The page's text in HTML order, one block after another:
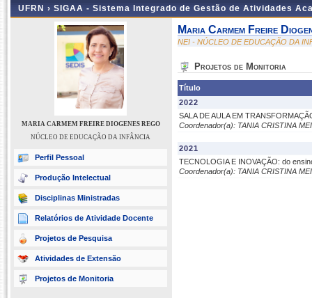
UFRN › SIGAA - Sistema Integrado de Gestão de Atividades
MARIA CARMEM FREIRE DIOGENES REGO
NÚCLEO DE EDUCAÇÃO DA INFÂNCIA
Perfil Pessoal
Produção Intelectual
Disciplinas Ministradas
Relatórios de Atividade Docente
Projetos de Pesquisa
Atividades de Extensão
Projetos de Monitoria
Maria Carmem Freire
NEI - NÚCLEO DE EDUCAÇÃO DA
Projetos de Monitoria
Título
2022
SALA DE AULA EM
Coordenador(a): TANIA CRISTINA
2021
TECNOLOGIA E INOVAÇÃO: do
Coordenador(a): TANIA CRISTINA